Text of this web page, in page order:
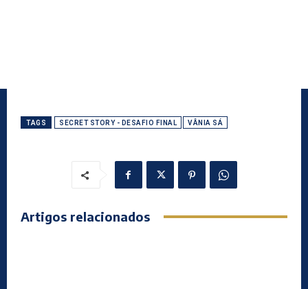
TAGS SECRET STORY - DESAFIO FINAL VÂNIA SÁ
Artigos relacionados